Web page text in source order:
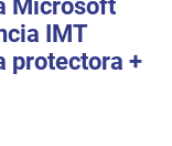
Microsoft
IMT
protectora +